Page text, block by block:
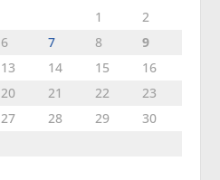
1
2
6 7 8
9
13 14 15
16
20 21 22
23
27 28 29
30